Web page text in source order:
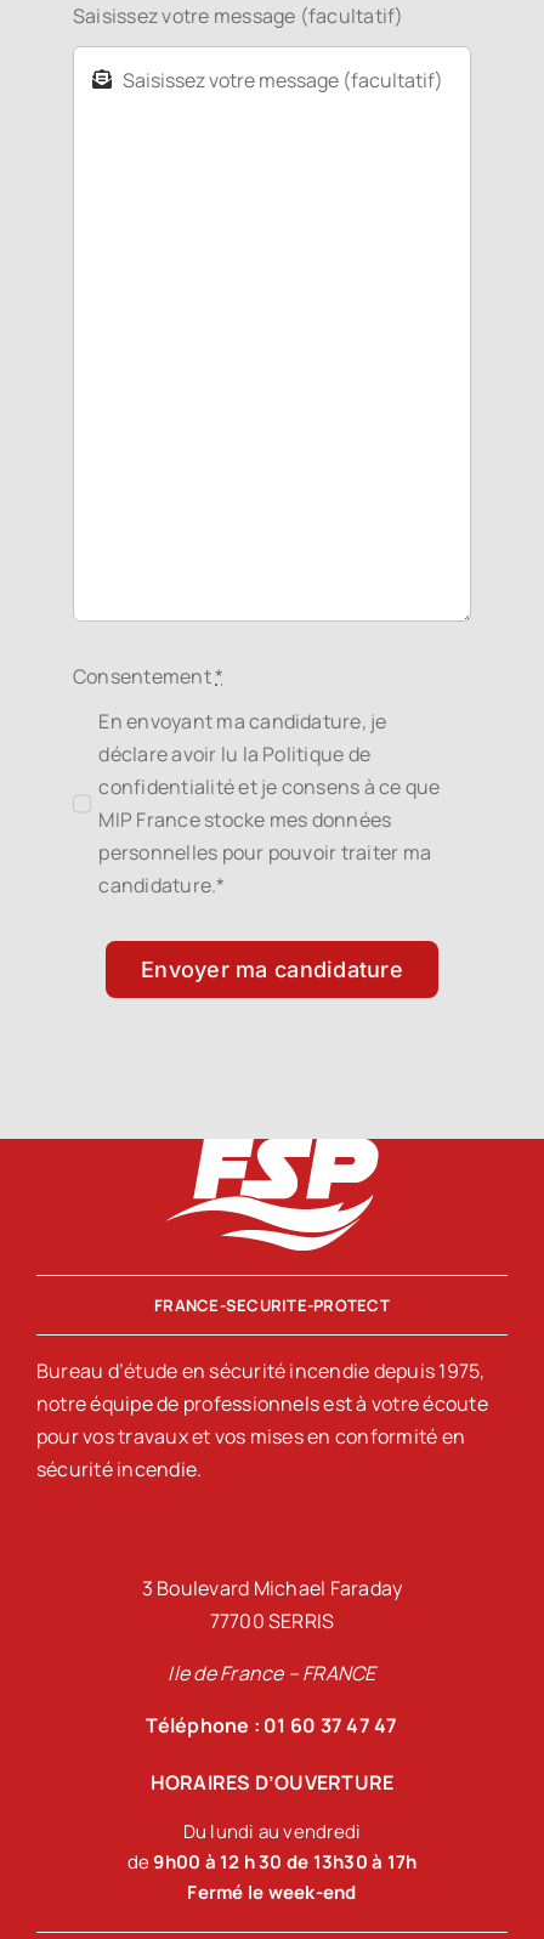
Saisissez votre message (facultatif)
Consentement*
En envoyant ma candidature, je
déclare avoir lu la Politique de
confidentialité et je consens à ce que
MIP France stocke mes données
personnelles pour pouvoir traiter ma
candidature.*
Envoyer ma candidature
FRANCE-SECURITE-PROTECT
Bureau d’étude en sécurité incendie depuis 1975,
notre équipe de professionnels est à votre écoute
pour vos travaux et vos mises en conformité en
sécurité incendie.
3 Boulevard Michael Faraday
77700 SERRIS
Ile de France – FRANCE
Téléphone : 01 60 37 47 47
HORAIRES D’OUVERTURE
Du lundi au vendredi
de9h00 à 12 h 30 de 13h30 à 17h
Fermé le week-end